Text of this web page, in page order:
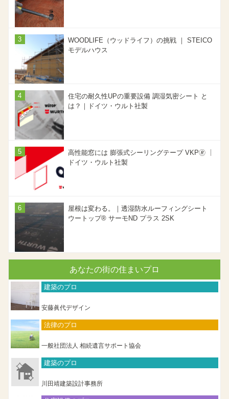
WOODLIFE（ウッドライフ）の挑戦 ｜ STEICO
モデルハウス
住宅の耐久性UPの重要設備 調湿気密シート と
は？｜ドイツ・ウルト社製
高性能窓には 膨張式シーリングテープ VKP🄬 ｜
ドイツ・ウルト社製
屋根は変わる。｜透湿防水ルーフィングシート
ウートップ® サーモND プラス 2SK
あなたの街の住まいプロ
建築のプロ
安藤眞代デザイン
法律のプロ
一般社団法人 相続遺言サポート協会
建築のプロ
川田靖建築設計事務所